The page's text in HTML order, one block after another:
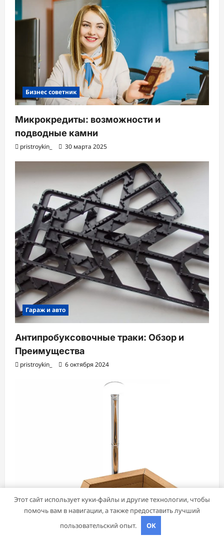
Бизнес советник
Микрокредиты: возможности и
подводные камни
pristroykin_ 30 марта 2025
Гараж и авто
Антипробуксовочные траки: Обзор и
Преимущества
pristroykin_ 6 октября 2024
Этот сайт использует куки-файлы и другие технологии, чтобы
помочь вам в навигации, а также предоставить лучший
пользовательский опыт.
OK